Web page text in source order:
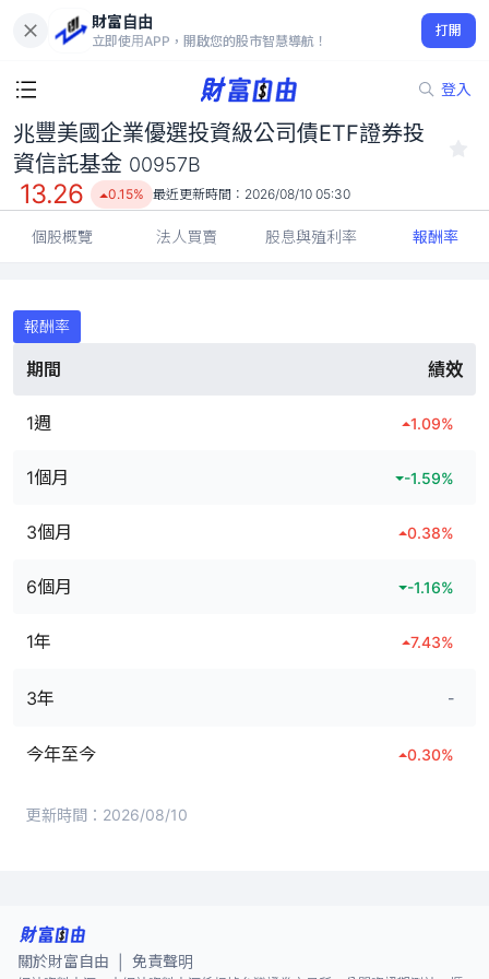
財富自由
立即使用APP，開啟您的股市智慧導航！
打開
登入
兆豐美國企業優選投資級公司債ETF證券投資信託基金 00957B
13.26
0.15%
兆豐美國企業優選投資級公司債ETF證券投
資信託基金 00957B
13.26 0.15% 最近更新時間： 2026/08/10 05:30
個股概覽 法人買賣 股息與殖利率 報酬率
報酬率
期間 績效
1週 1.09%
1個月 -1.59%
3個月 0.38%
6個月 -1.16%
1年 7.43%
3年 -
今年至今 0.30%
更新時間： 2026/08/10
關於財富自由 免責聲明